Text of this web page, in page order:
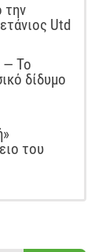
την
Utd
— Το
δίδυμο
του